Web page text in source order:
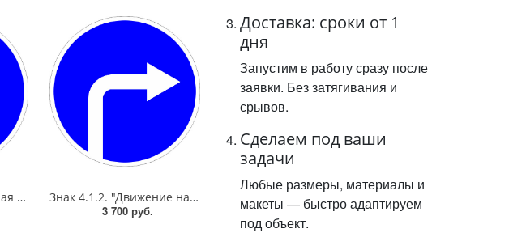
Знак 4.5.1. "Пешеходная дорожка",D=900, Тип А (1б) Микропризм. (7-9 лет)металл 0.8 мм
Знак 4.1.2. "Движение направо",D=900, Тип А Коммерческая (3 года),металл 0.8 мм
3 700 руб.
Доставка: сроки от 1
дня
Запустим в работу сразу после
заявки. Без затягивания и
срывов.
Сделаем под ваши
задачи
Любые размеры, материалы и
макеты — быстро адаптируем
под объект.